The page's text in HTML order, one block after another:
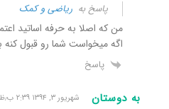
پاسخ به ریاضی و کمک
من که اصلا به حرفه اساتید
اگه میخواست شما رو قبول کنه
پاسخ
به دوستان شهریور ۳, ۱۳۹۴ ۲:۳۹ ب٫ظ